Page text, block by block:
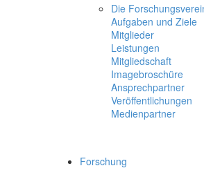
Die
Aufgaben und Ziele
Mitglieder
Leistungen
Mitgliedschaft
Imagebroschüre
Ansprechpartner
Veröffentlichungen
Medienpartner
Forschung